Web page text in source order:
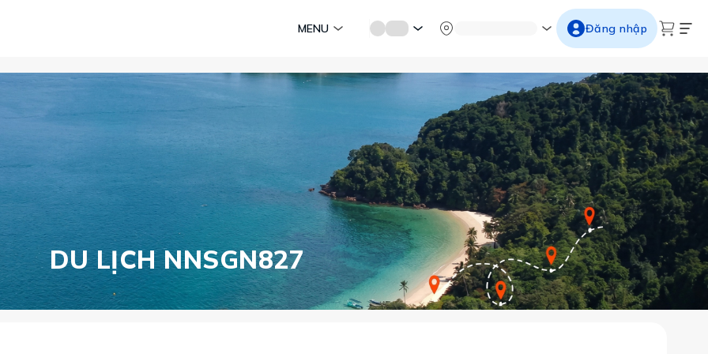
MENU Đăng nhập
Vietravel MICE
Vietravel Loyalty
DU LỊCH NNSGN827
Từ cố đô đến thành thăng longNgắm hoa